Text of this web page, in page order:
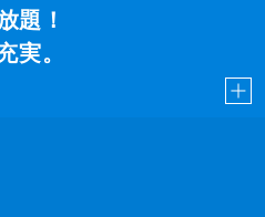
題！
実。